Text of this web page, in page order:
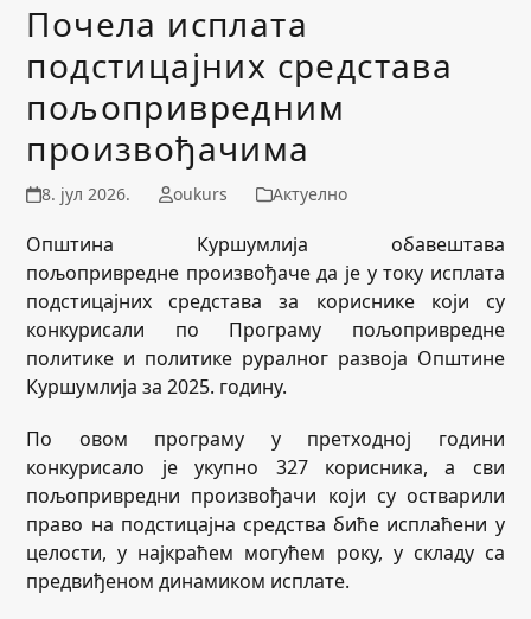
Почела исплата
подстицајних средстава
пољопривредним
произвођачима
8. јул 2026. oukurs Актуелно
Општина Куршумлија обавештава
пољопривредне произвођаче да је у току исплата
подстицајних средстава за кориснике који су
конкурисали по Програму пољопривредне
политике и политике руралног развоја Општине
Куршумлија за 2025. годину.
По овом програму у претходној години
конкурисало је укупно 327 корисника, а сви
пољопривредни произвођачи који су остварили
право на подстицајна средства биће исплаћени у
целости, у најкраћем могућем року, у складу са
предвиђеном динамиком исплате.